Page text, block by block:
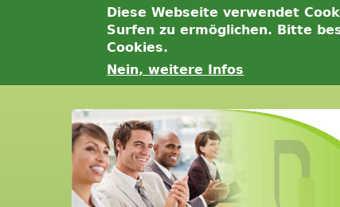
Diese Webseite verwendet
Surfen zu ermöglichen. Bitte
Cookies.
Nein, weitere Infos